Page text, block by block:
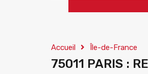
Accueil Île-de-France
75011 PARIS :